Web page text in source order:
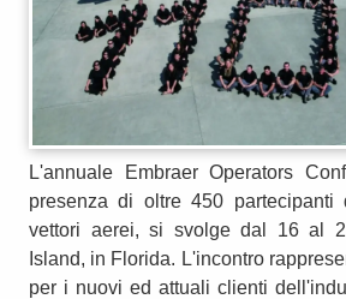
L'annuale Embraer Operators
presenza di oltre 450
vettori aerei, si svolge dal 16 al
Island, in Florida. L'incontro
per i nuovi ed attuali clienti